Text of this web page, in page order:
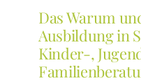
Das Warum
Ausbildung in
Kinder-,